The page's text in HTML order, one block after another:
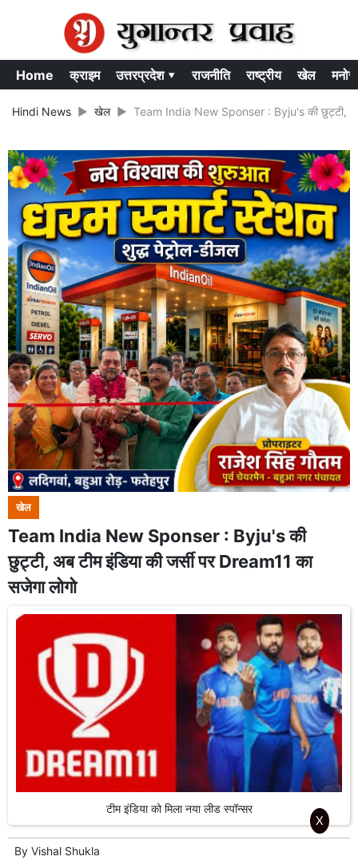
Home क्राइम उत्तरप्रदेश ▾ राजनीति राष्ट्रीय खेल
Hindi News खेल Team India New Sponser : Byju's की छुट्टी, अब
खेल
Team India New Sponser : Byju's की
छुट्टी, अब टीम इंडिया की जर्सी पर Dream11 का
सजेगा लोगो
टीम इंडिया को मिला नया लीड स्पॉन्सर
By Vishal Shukla
X